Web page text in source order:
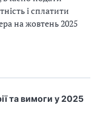
і сплатити
на жовтень 2025
та вимоги у 2025